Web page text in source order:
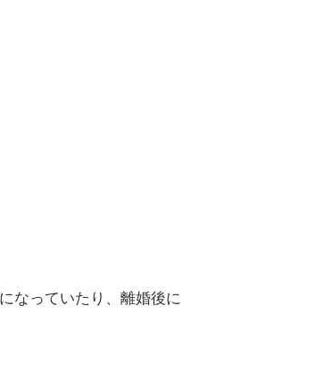
なっていたり、離婚後に